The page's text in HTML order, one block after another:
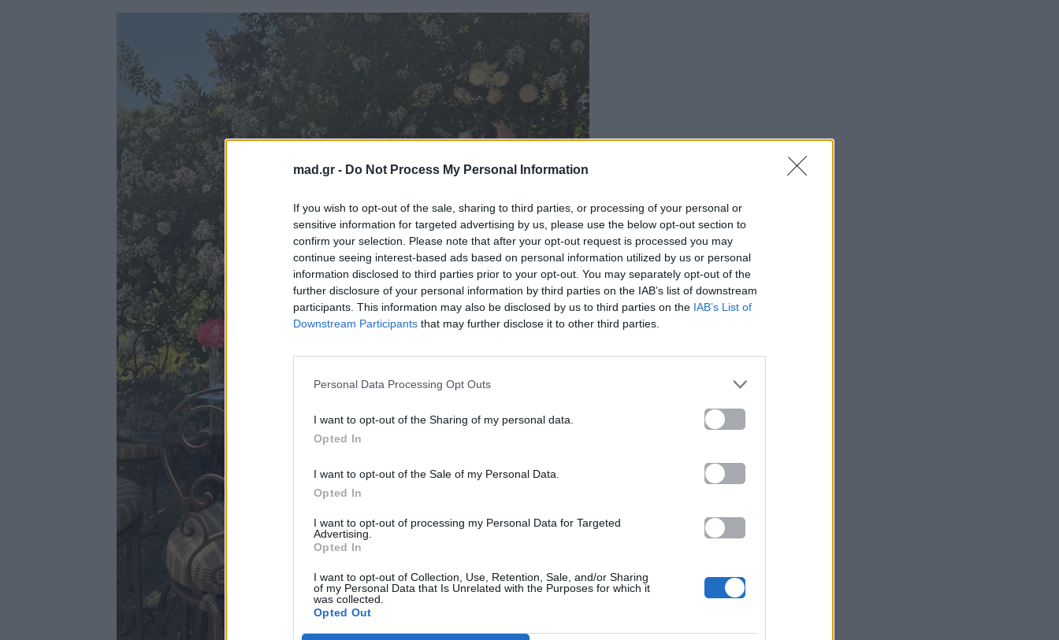
mad.gr - Do Not Process My Personal Information
If you wish to opt-out of the sale, sharing to third parties, or processing of your personal or
sensitive information for targeted advertising by us, please use the below opt-out section to
confirm your selection. Please note that after your opt-out request is processed you may
continue seeing interest-based ads based on personal information utilized by us or personal
information disclosed to third parties prior to your opt-out. You may separately opt-out of the
further disclosure of your personal information by third parties on the IAB’s list of downstream
participants. This information may also be disclosed by us to third parties on the IAB’s List of
Downstream Participants that may further disclose it to other third parties.
Personal Data Processing Opt Outs
I want to opt-out of the Sharing of my personal data.
Opted In
I want to opt-out of the Sale of my Personal Data.
Opted In
I want to opt-out of processing my Personal Data for Targeted
Advertising.
Opted In
I want to opt-out of Collection, Use, Retention, Sale, and/or Sharing
of my Personal Data that Is Unrelated with the Purposes for which it
was collected.
Opted Out